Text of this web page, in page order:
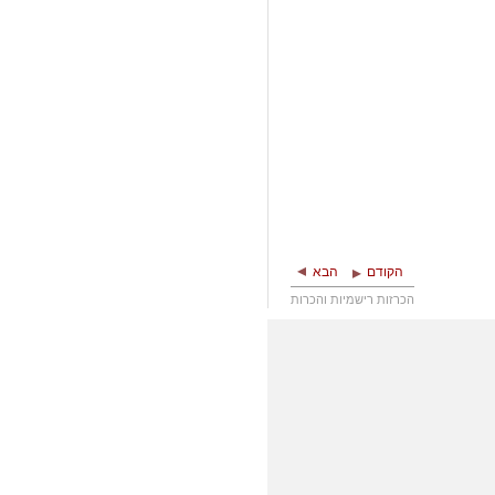
הקודם הבא
הכרזות רישמיות והכרות